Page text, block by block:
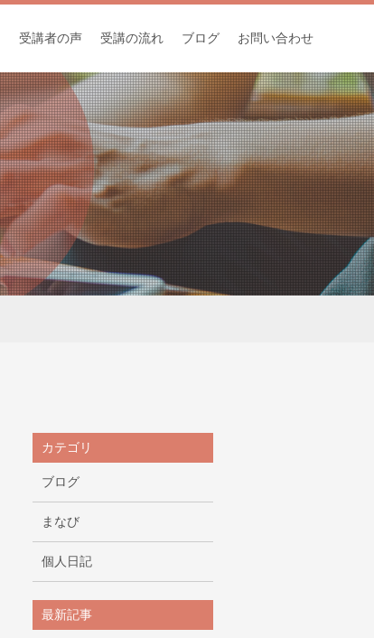
受講者の声 受講の流れ ブログ お問い合わせ
カテゴリ
ブログ
まなび
個人日記
最新記事